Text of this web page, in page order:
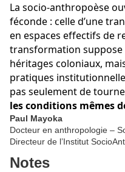
La socio-anthropoèse
féconde : celle d’une
en espaces effectifs de
transformation
héritages coloniaux,
pratiques
pas seulement de
les conditions mêmes
Paul Mayoka
Docteur en anthropologie –
Directeur de l’Institut
Notes